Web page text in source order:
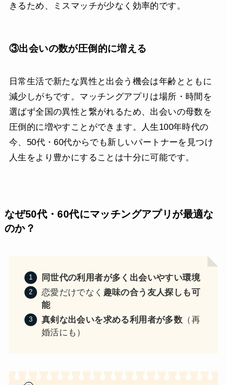
きるため、ミスマッチが少なく効率的です。
③出会いの数が圧倒的に増える
日常生活で新たな異性と出会う機会は年齢とともに
減少しがちです。マッチングアプリは場所・時間を
選ばず全国の異性と繋がれるため、出会いの母数を
圧倒的に増やすことができます。人生100年時代の
今、50代・60代からでも新しいパートナーを見つけ
人生をより豊かにすることは十分に可能です。
なぜ50代・60代にマッチングアプリが最適な
のか？
同世代の利用者が多く出会いやすい環境
恋愛だけでなく 趣味の合う友人探しも可
能
真剣な出会いを求める利用者が多数 （再
婚活にも）